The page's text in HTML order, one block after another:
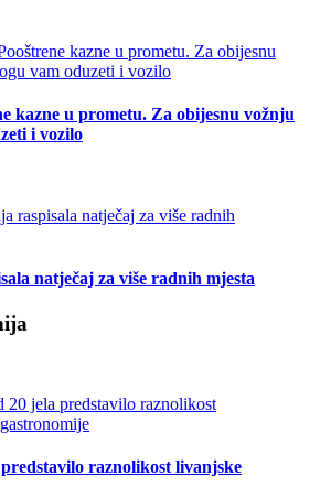
kazne u prometu. Za obijesnu vožnju
i vozilo
natječaj za više radnih mjesta
raznolikost livanjske